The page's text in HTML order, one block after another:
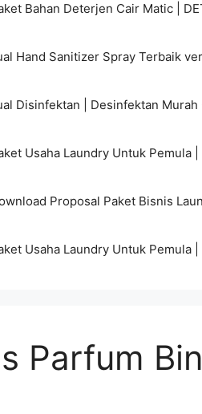
Bahan Deterjen Cair Matic |
Hand Sanitizer Spray Terbaik
Disinfektan | Desinfektan Murah
Usaha Laundry Untuk Pemula
Proposal Paket Bisnis
Usaha Laundry Untuk Pemula
Parfum